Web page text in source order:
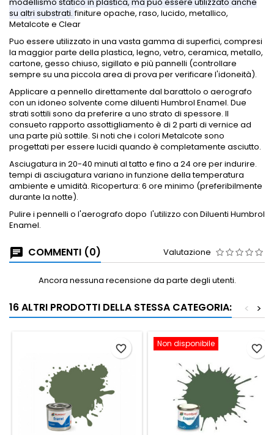
modellismo statico in plastica, ma può essere utilizzato anche
su altri substrati.finiture opache, raso, lucido, metallico,
Metalcote e Clear
Puo essere utilizzato in una vasta gamma di superfici, compresi
la maggior parte della plastica, legno, vetro, ceramica, metallo,
cartone, gesso chiuso, sigillato e più pannelli (controllare
sempre su una piccola area di prova per verificare l'idoneità).
Applicare a pennello direttamente dal barattolo o aerografo
con un idoneo solvente come diluenti Humbrol Enamel. Due
strati sottili sono da preferire a uno strato di spessore. Il
consueto rapporto assottigliamento è di 2 parti di vernice ad
una parte più sottile. Si noti che i colori Metalcote sono
progettati per essere lucidi quando è completamente asciutto.
Asciugatura in 20-40 minuti al tatto e fino a 24 ore per indurire.
tempi di asciugatura variano in funzione della temperatura
ambiente e umidità. Ricopertura: 6 ore minimo (preferibilmente
durante la notte).
Pulire i pennelli o l'aerografo dopo l'utilizzo con Diluenti Humbrol
Enamel.
COMMENTI (0) Valutazione
Ancora nessuna recensione da parte degli utenti.
16 ALTRI PRODOTTI DELLA STESSA CATEGORIA: >
<
favorite_border Non disponibile favorite_border